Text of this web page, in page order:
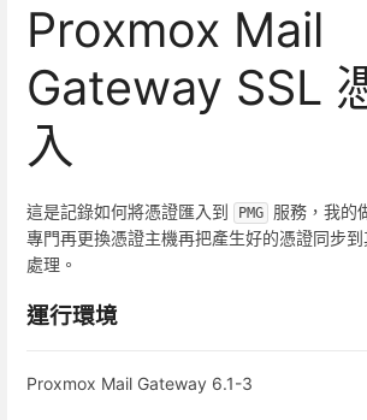
Proxmox Mail
Gateway SSL
入
這是記錄如何將憑證匯入到 PMG
服務，我的
專門再更換憑證主機再把產生好的憑證同步
處理。
運行環境
Proxmox Mail Gateway 6.1-3